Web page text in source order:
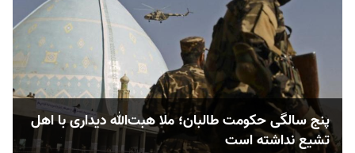
پنج‌ سالگی حکومت طالبان؛ ملا هبت‌الله دیداری با اهل
تشیع نداشته است